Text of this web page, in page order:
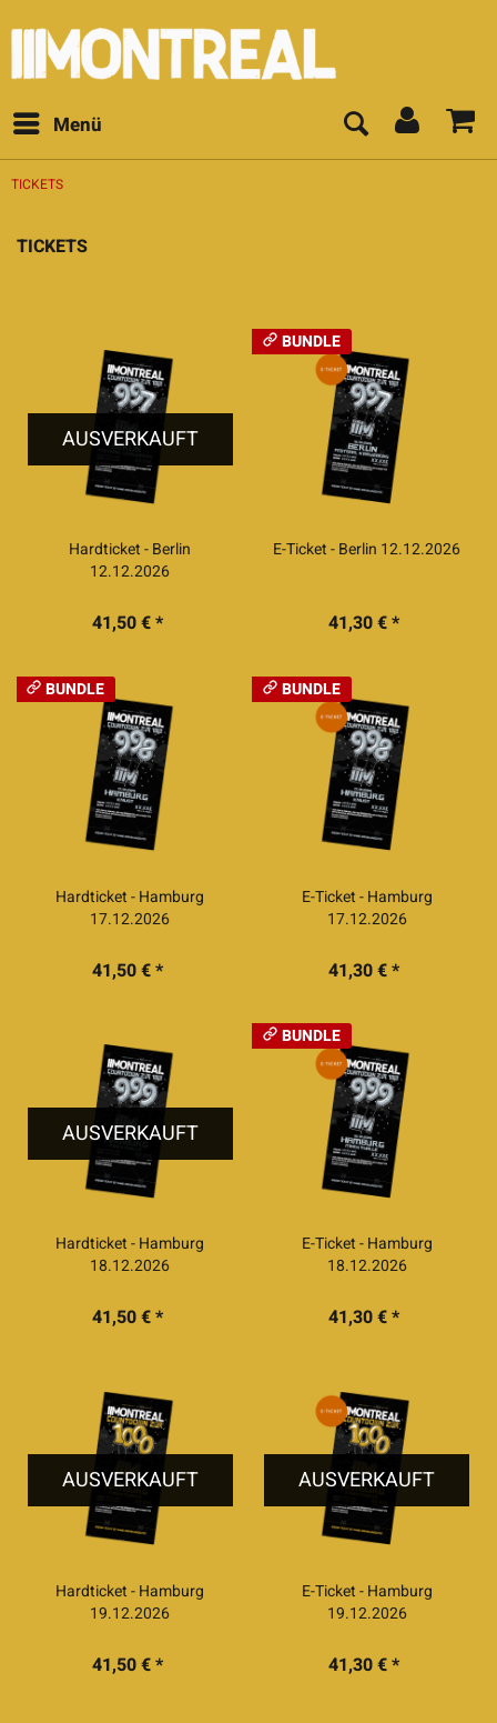
Menü
TICKETS
TICKETS
AUSVERKAUFT
Hardticket - Berlin
12.12.2026
41,50 € *
BUNDLE
E-Ticket - Berlin 12.12.2026
41,30 € *
BUNDLE
Hardticket - Hamburg
17.12.2026
41,50 € *
BUNDLE
E-Ticket - Hamburg
17.12.2026
41,30 € *
AUSVERKAUFT
Hardticket - Hamburg
18.12.2026
41,50 € *
BUNDLE
E-Ticket - Hamburg
18.12.2026
41,30 € *
AUSVERKAUFT
Hardticket - Hamburg
19.12.2026
41,50 € *
AUSVERKAUFT
E-Ticket - Hamburg
19.12.2026
41,30 € *